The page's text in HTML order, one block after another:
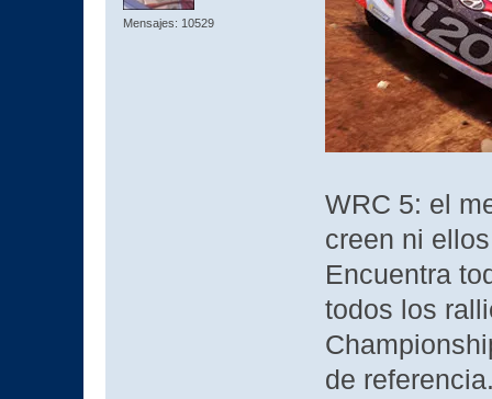
Mensajes: 10529
WRC 5: el
creen ni
Encuentra
todos los
de